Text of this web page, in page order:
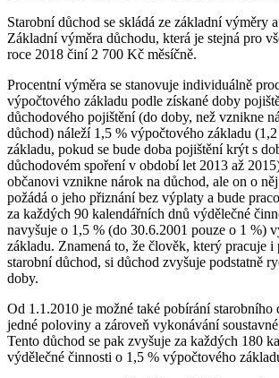
Starobní důchod se skládá ze základní výměry
Základní výměra důchodu, která je stejná pro
roce 2018 činí 2 700 Kč měsíčně.
Procentní výměra se stanovuje individuálně
výpočtového základu podle získané doby
důchodového pojištění (do doby, než vznikne
důchod) náleží 1,5 % výpočtového základu
základu, pokud se bude doba pojištění krýt s
důchodovém spoření v období let 2013 až
občanovi vznikne nárok na důchod, ale on o
požádá o jeho přiznání bez výplaty a bude
za každých 90 kalendářních dnů výdělečné
navyšuje o 1,5 % (do 30.6.2001 pouze o 1 %)
základu. Znamená to, že člověk, který pracuje
starobní důchod, si důchod zvyšuje podstatně
doby.
Od 1.1.2010 je možné také pobírání starobního
jedné poloviny a zároveň vykonávání
Tento důchod se pak zvyšuje za každých 180
výdělečné činnosti o 1,5 % výpočtového